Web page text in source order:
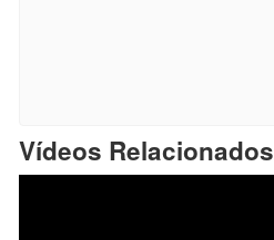
Vídeos Relacionados